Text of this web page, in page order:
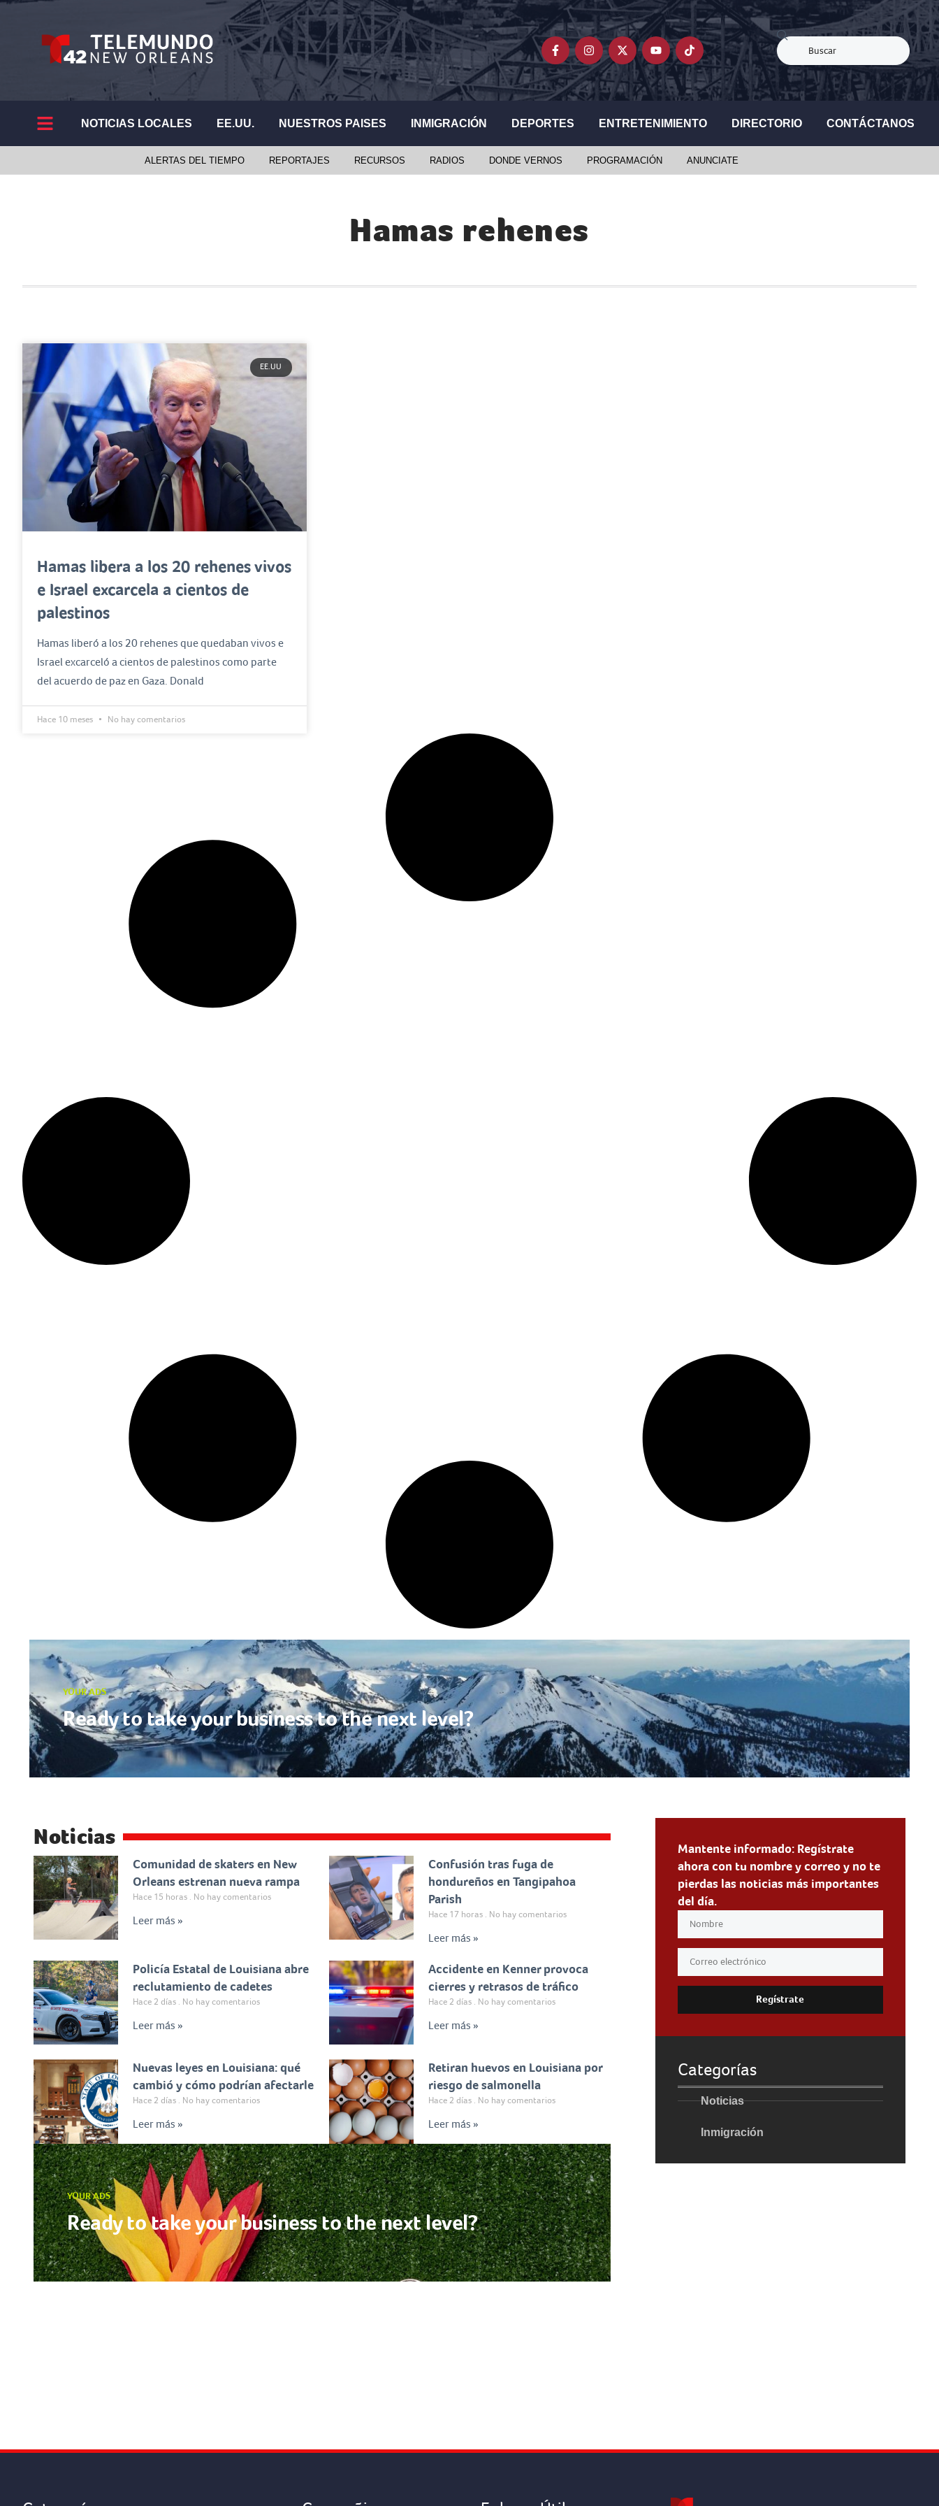
NOTICIAS LOCALES EE.UU. NUESTROS PAISES INMIGRACIÓN DEPORTES ENTRETENIMIENTO DIRECTORIO CONTÁCTANOS
ALERTAS DEL TIEMPO REPORTAJES RECURSOS RADIOS DONDE VERNOS PROGRAMACIÓN ANUNCIATE
Hamas rehenes
EE.UU
Hamas libera a los 20 rehenes vivos
e Israel excarcela a cientos de
palestinos
Hamas liberó a los 20 rehenes que quedaban vivos e
Israel excarceló a cientos de palestinos como parte
del acuerdo de paz en Gaza. Donald
Hace 10 meses No hay comentarios
YOUR ADS
Ready to take your business to the next level?
Noticias
Comunidad de skaters en New
Orleans estrenan nueva rampa
Hace 15 horas No hay comentarios
Leer más »
Confusión tras fuga de
hondureños en Tangipahoa
Parish
Hace 17 horas No hay comentarios
Leer más »
Policía Estatal de Louisiana abre
reclutamiento de cadetes
Hace 2 días No hay comentarios
Leer más »
Accidente en Kenner provoca
cierres y retrasos de tráfico
Hace 2 días No hay comentarios
Leer más »
Nuevas leyes en Louisiana: qué
cambió y cómo podrían afectarle
Hace 2 días No hay comentarios
Leer más »
Retiran huevos en Louisiana por
riesgo de salmonella
Hace 2 días No hay comentarios
Leer más »
YOUR ADS
Ready to take your business to the next level?
Mantente informado: Regístrate
ahora con tu nombre y correo y no te
pierdas las noticias más importantes
del día.
Regístrate
Categorías
Noticias
Inmigración